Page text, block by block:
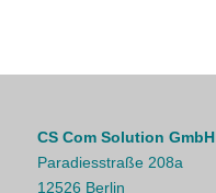
CS Com Solution GmbH
Paradiesstraße 208a
12526 Berlin